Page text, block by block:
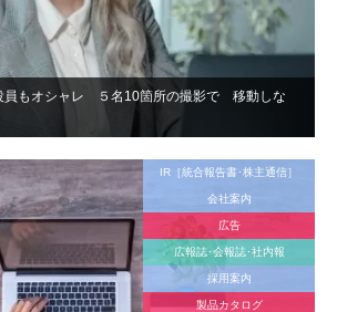
員もオシャレ ５名10箇所の撮影で 移動しな
IR［統合報告書･株主通信］
会社案内
広告
広報誌･会報誌･社内報
採用案内
製品カタログ